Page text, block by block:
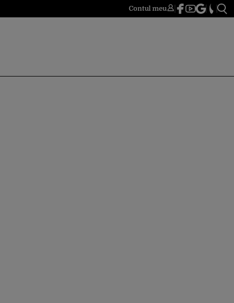
Contul meu